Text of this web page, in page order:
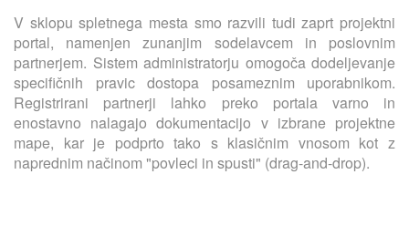
V sklopu spletnega mesta smo razvili tudi zaprt projektni
portal, namenjen zunanjim sodelavcem in poslovnim
partnerjem. Sistem administratorju omogoča dodeljevanje
specifičnih pravic dostopa posameznim uporabnikom.
Registrirani partnerji lahko preko portala varno in
enostavno nalagajo dokumentacijo v izbrane projektne
mape, kar je podprto tako s klasičnim vnosom kot z
naprednim načinom "povleci in spusti" (drag-and-drop).